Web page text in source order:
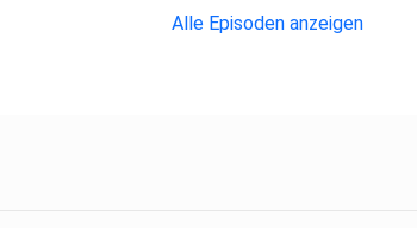
Alle Episoden anzeigen